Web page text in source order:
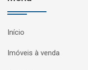
Início
Imóveis à venda